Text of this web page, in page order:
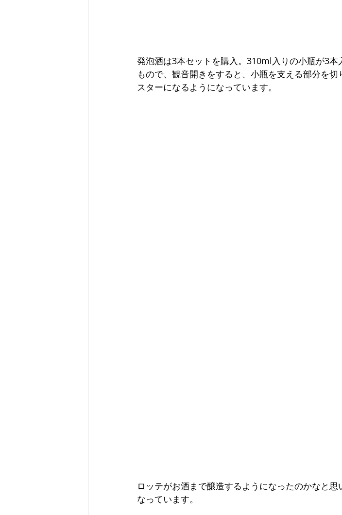
発泡酒は3本セットを購入。310ml入りの小瓶が3
もので、観音開きをすると、小瓶を支える部分を
スターになるようになっています。
ロッテがお酒まで醸造するようになったのかなと
なっています。